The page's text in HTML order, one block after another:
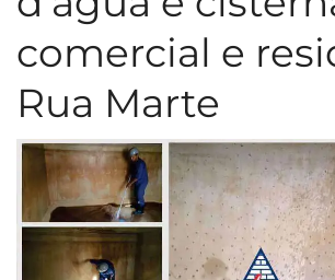
comercial e
Rua Marte